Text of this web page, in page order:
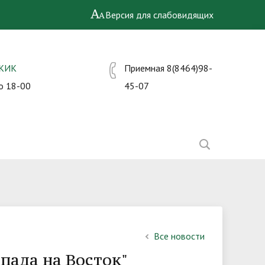
Версия для слабовидящих
18-00
Приемная 8(8464)98-
45-07
Все новости
на Восток"